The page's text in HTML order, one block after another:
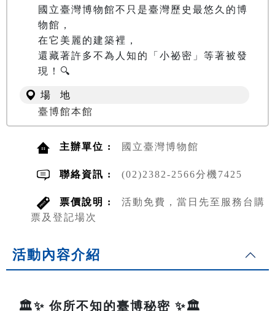
國立臺灣博物館不只是臺灣歷史最悠久的博
物館，
在它美麗的建築裡，
還藏著許多不為人知的「小祕密」等著被發
現！🔍
場 地
臺博館本館
主辦單位 : 國立臺灣博物館
聯絡資訊 : (02)2382-2566分機7425
票價說明 :
活動免費，當日先至服務台購
票及登記場次
活動內容介紹
🏛️✨ 你所不知的臺博秘密 ✨🏛️